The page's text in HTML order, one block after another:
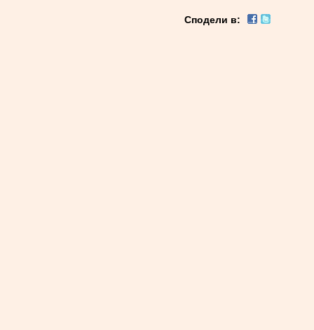
Сподели в: